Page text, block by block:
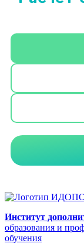
Институт
образования и
обучения